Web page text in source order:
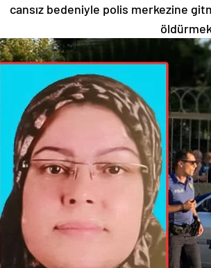
cansız bedeniyle polis merkezine